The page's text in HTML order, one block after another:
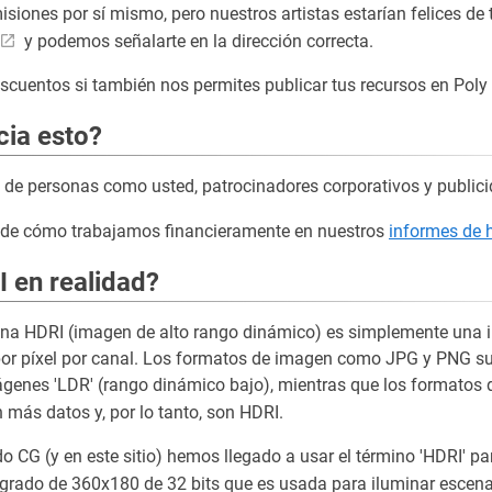
por sí mismo, pero nuestros artistas estarían felices
y podemos señalarte en la dirección correcta.
si también nos permites publicar tus recursos en Poly
esto?
personas como usted, patrocinadores corporativos y
cómo trabajamos financieramente en nuestros informes de
en realidad?
HDRI (imagen de alto rango dinámico) es simplemente una
píxel por canal. Los formatos de imagen como JPG y PNG
'LDR' (rango dinámico bajo), mientras que los
datos y, por lo tanto, son HDRI.
CG (y en este sitio) hemos llegado a usar el término 'HDRI'
de 360x180 de 32 bits que es usada para iluminar